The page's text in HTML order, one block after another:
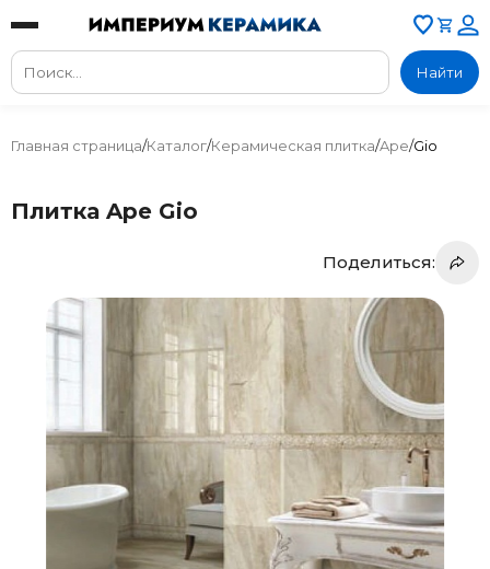
Найти
Главная страница/Каталог/Керамическая плитка/Ape/Gio
Плитка Ape Gio
Поделиться: